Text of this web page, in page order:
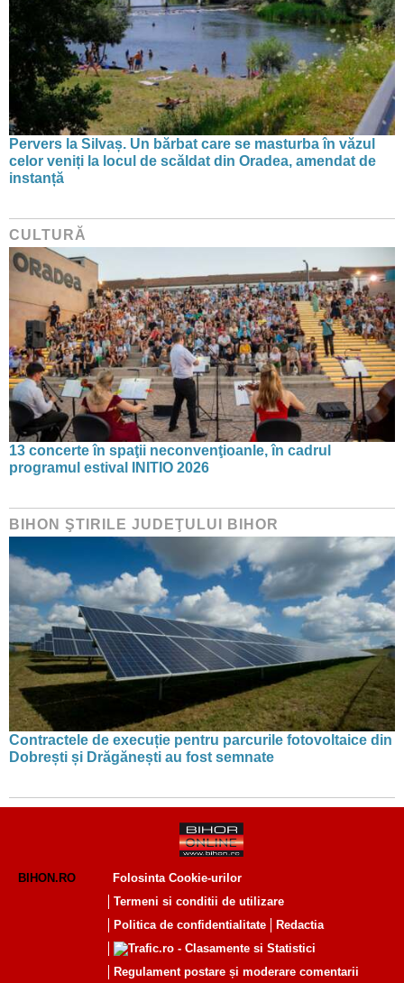
Pervers la Silvaș. Un bărbat care se masturba în văzul
celor veniți la locul de scăldat din Oradea, amendat de
instanță
CULTURĂ
13 concerte în spaţii neconvenţioanle, în cadrul
programul estival INITIO 2026
BIHON ŞTIRILE JUDEŢULUI BIHOR
Contractele de execuție pentru parcurile fotovoltaice din
Dobrești și Drăgănești au fost semnate
BIHON.RO
Folosinta Cookie-urilor
Termeni si conditii de utilizare
Politica de confidentialitate
Redactia
Regulament postare și moderare comentarii